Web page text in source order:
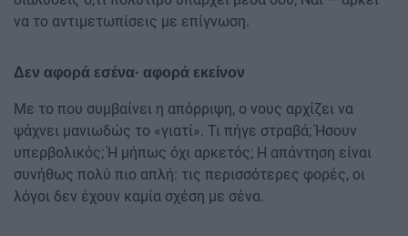
να το αντιμετωπίσεις με επίγνωση.
Δεν αφορά εσένα· αφορά εκείνον
Με το που συμβαίνει η απόρριψη, ο νους αρχίζει να
ψάχνει μανιωδώς το «γιατί». Τι πήγε στραβά; Ήσουν
υπερβολικός; Ή μήπως όχι αρκετός; Η απάντηση είναι
συνήθως πολύ πιο απλή: τις περισσότερες φορές, οι
λόγοι δεν έχουν καμία σχέση με σένα.